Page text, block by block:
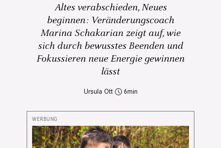
Altes verabschieden, Neues
beginnen: Veränderungscoach
Marina Schakarian zeigt auf, wie
sich durch bewusstes Beenden und
Fokussieren neue Energie gewinnen
lässt
Ursula Ott 6